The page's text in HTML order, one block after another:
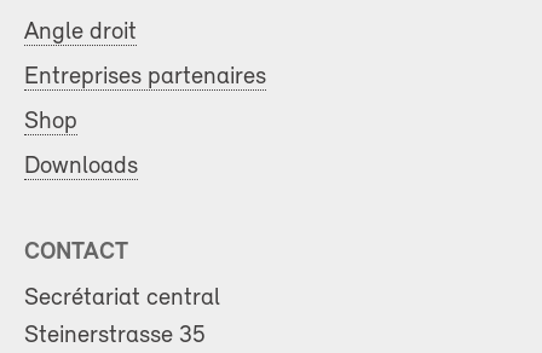
Angle droit
Entreprises partenaires
Shop
Downloads
CONTACT
Secrétariat central
Steinerstrasse 35